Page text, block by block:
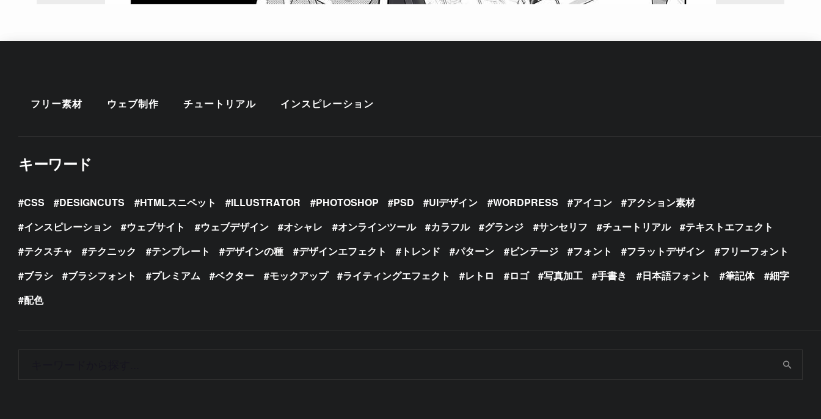
フリー素材 ウェブ制作 チュートリアル インスピレーション
キーワード
CSS DESIGNCUTS HTMLスニペット ILLUSTRATOR PHOTOSHOP PSD UIデザイン WORDPRESS アイコン
アクション素材
インスピレーション
ウェブサイト ウェブデザイン オシャレ オンラインツール カラフル グランジ サンセリフ チュートリアル
テキストエフェクト
テクスチャ
テクニック テンプレート デザインの種 デザインエフェクト トレンド パターン ビンテージ フォント フラットデザイン
フリーフォント
ブラシ
ブラシフォント プレミアム ベクター モックアップ ライティングエフェクト レトロ ロゴ 写真加工 手書き 日本語フォント 筆記体
細字
配色